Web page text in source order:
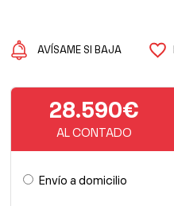
AVÍSAME SI BAJA
28.590€
AL CONTADO
Envío a domicilio